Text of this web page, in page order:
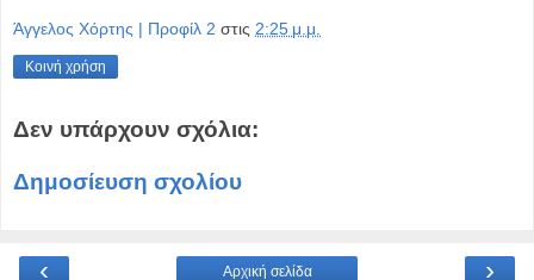
Άγγελος Χόρτης | Προφίλ 2 στις 2:25 μ.μ.
Κοινή χρήση
Δεν υπάρχουν σχόλια:
Δημοσίευση σχολίου
‹ ›
Αρχική σελίδα